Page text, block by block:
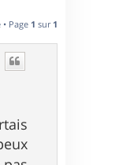
• Page 1 sur 1